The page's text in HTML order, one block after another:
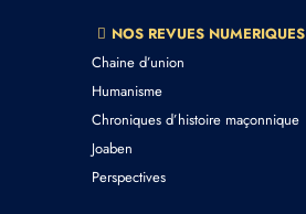
NOS REVUES NUMERIQUES
Chaine d’union
Humanisme
Chroniques d’histoire maçonnique
Joaben
Perspectives